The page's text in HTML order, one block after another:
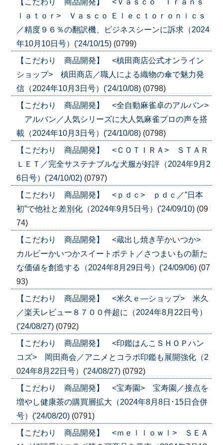
ｌａｔｏｒ> Ｖａｓｃｏ Ｅｌｅｃｔｏｒｏｎｉｃｓ
／精度９６％の翻訳機、ビジネスシーンに訴求（2024
年10月10日号）('24/10/15) (0799)
【こだわり 商品開発】 <槙田商店公式オンライン
ショップ> 槙田商店／職人による織物の傘で魅力発
信（2024年10月3日号）('24/10/08) (0798)
【こだわり 商品開発】 <全自動麻雀卓のアルバン>
アルバン／人気シリーズに大人気麻雀プロの声を搭
載（2024年10月3日号）('24/10/08) (0798)
【こだわり 商品開発】 <ＣＯＴＩＲＡ> ＳＴＡＲ
ＬＥＴ／完全サステナブルな犬服が好評（2024年9月2
6日号）('24/10/02) (0797)
【こだわり 商品開発】 <ｐｄｃ> ｐｄｃ／”日本
初”で他社と差別化（2024年9月5日号）('24/09/10) (09
74)
【こだわり 商品開発】 <蔵出し焼き芋かいつか>
カルビーかいつかスイートポテト／さつまいもの新た
な価値を創造する（2024年8月29日号）('24/09/06) (07
93)
【こだわり 商品開発】 <米久ｅ―ショップ> 米久
／楽天レビュー８７００件超に（2024年8月22日号）
('24/08/27) (0792)
【こだわり 商品開発】 <印鑑はんこＳＨＯＰハン
コズ> 岡田商会／アニメとコラボ印鑑も展開強化（2
024年8月22日号）('24/08/27) (0792)
【こだわり 商品開発】 <宝寿園> 宝寿園／接点を
増やし健康茶の購買層拡大（2024年8月8日･15日合併
号）('24/08/20) (0791)
【こだわり 商品開発】 <ｍｅｌｌｏｗｌ> ＳＥＡ